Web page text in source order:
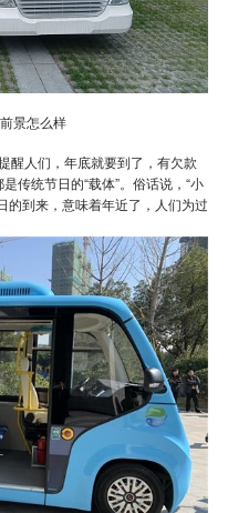
景怎么样
醒人们，年底就要到了，有欠款
传统节日的“载体”。俗话说，“小
的到来，意味着年近了，人们为过